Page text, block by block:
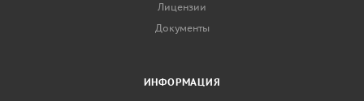
Лицензии
Документы
ИНФОРМАЦИЯ